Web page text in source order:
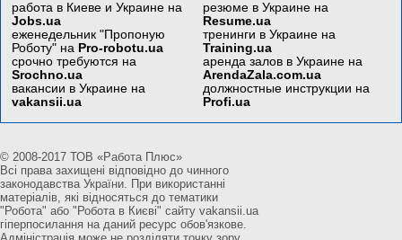
работа в Киеве и Украине на
Jobs.ua
еженедельник "Пропоную
Роботу" на Pro-robotu.ua
срочно требуются на
Srochno.ua
вакансии в Украине на
vakansii.ua
резюме в Украине на
Resume.ua
тренинги в Украине на
Training.ua
аренда залов в Украине на
ArendaZala.com.ua
должностные инструкции на
Profi.ua
© 2008-2017 ТОВ «Работа Плюс»
Всі права захищені відповідно до чинного
законодавства України. При використанні
матеріалів, які відносяться до тематики
"Робота" або "Робота в Києві" сайту vakansii.ua
гіперпосилання на даний ресурс обов'язкове.